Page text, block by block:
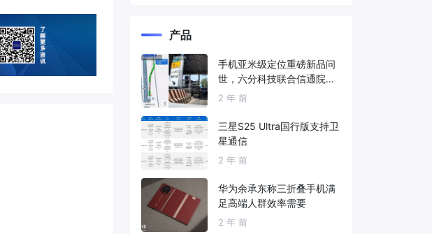
产品
手机亚米级定位重磅新品问
世，六分科技联合信通院发
布免费服务
2 年 前
三星S25 Ultra国行版支持卫
星通信
2 年 前
华为余承东称三折叠手机满
足高端人群效率需要
2 年 前